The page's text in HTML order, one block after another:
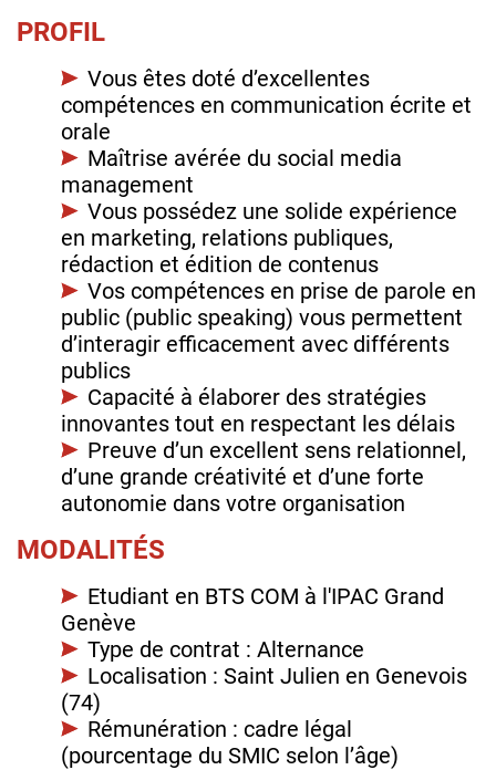
PROFIL
Vous êtes doté d’excellentes
compétences en communication écrite et
orale
Maîtrise avérée du social media
management
Vous possédez une solide expérience
en marketing, relations publiques,
rédaction et édition de contenus
Vos compétences en prise de parole en
public (public speaking) vous permettent
d’interagir efficacement avec différents
publics
Capacité à élaborer des stratégies
innovantes tout en respectant les délais
Preuve d’un excellent sens relationnel,
d’une grande créativité et d’une forte
autonomie dans votre organisation
MODALITÉS
Etudiant en BTS COM à l'IPAC Grand
Genève
Type de contrat : Alternance
Localisation : Saint Julien en Genevois
(74)
Rémunération : cadre légal
(pourcentage du SMIC selon l’âge)